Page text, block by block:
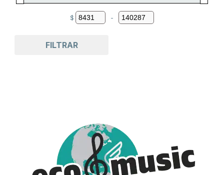
$
Minimum Price
-
Maximum Price
FILTRAR